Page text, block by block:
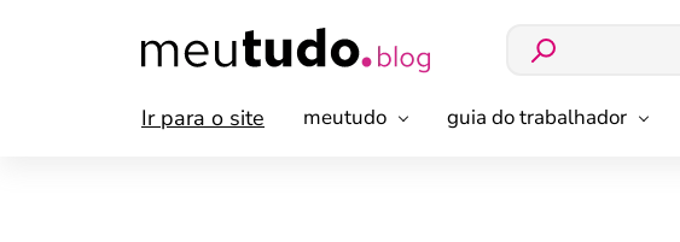
Ir para o site meutudo guia do trabalhador